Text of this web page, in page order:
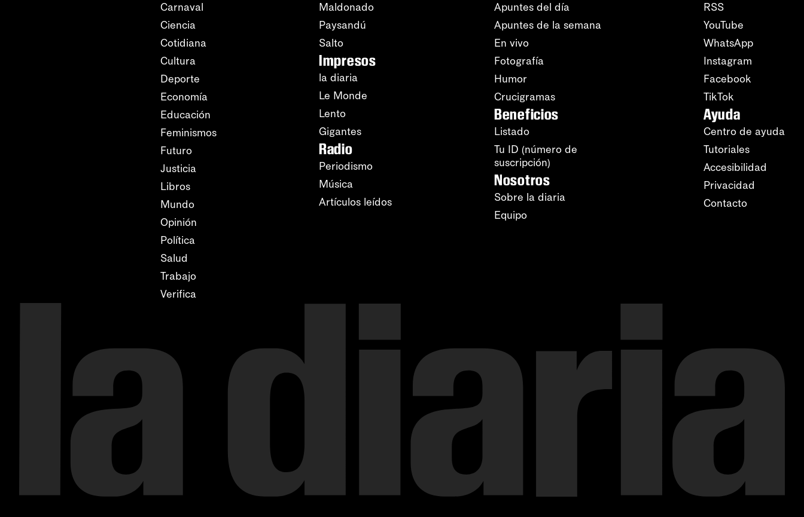
Carnaval
Ciencia
Cotidiana
Cultura
Deporte
Economía
Educación
Feminismos
Futuro
Justicia
Libros
Mundo
Opinión
Política
Salud
Trabajo
Verifica
Maldonado
Paysandú
Salto
Impresos
la diaria
Le Monde
Lento
Gigantes
Radio
Periodismo
Música
Artículos leídos
Apuntes del día
Apuntes de la semana
En vivo
Fotografía
Humor
Crucigramas
Beneficios
Listado
Tu ID (número de
suscripción)
Nosotros
Sobre la diaria
Equipo
RSS
YouTube
WhatsApp
Instagram
Facebook
TikTok
Ayuda
Centro de ayuda
Tutoriales
Accesibilidad
Privacidad
Contacto